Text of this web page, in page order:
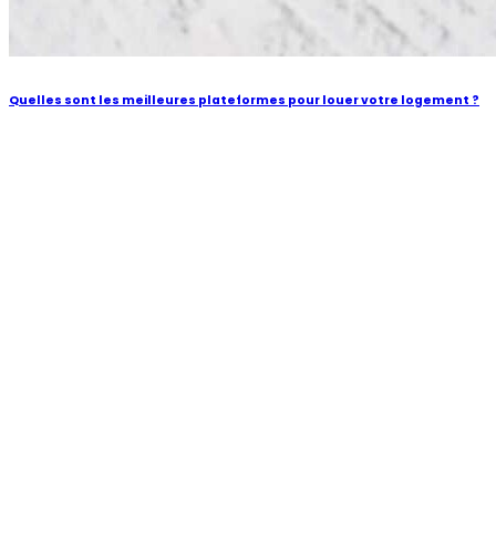
Quelles sont les meilleures plateformes pour louer votre logement ?